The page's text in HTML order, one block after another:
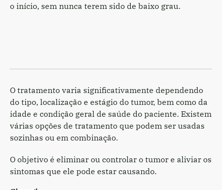
o início, sem nunca terem sido de baixo grau.
O tratamento varia significativamente dependendo
do tipo, localização e estágio do tumor, bem como da
idade e condição geral de saúde do paciente. Existem
várias opções de tratamento que podem ser usadas
sozinhas ou em combinação.
O objetivo é eliminar ou controlar o tumor e aliviar os
sintomas que ele pode estar causando.